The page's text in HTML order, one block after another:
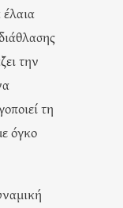
έλαια
την
τη
όγκο